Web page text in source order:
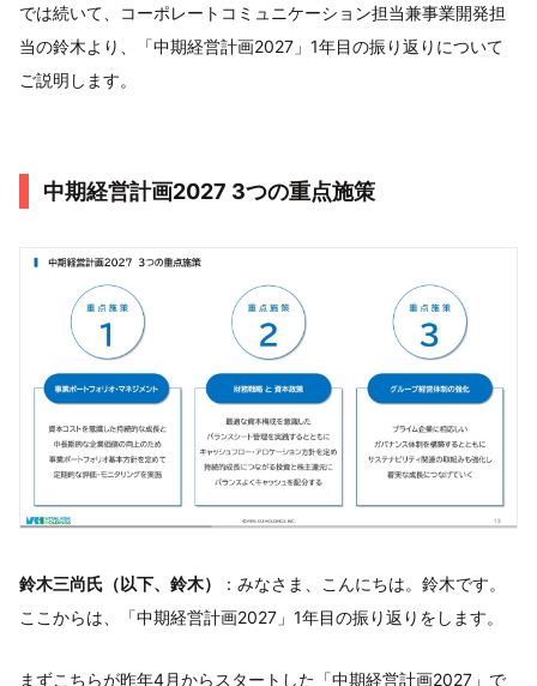
では続いて、コーポレートコミュニケーション担当兼事業開発担
当の鈴木より、「中期経営計画2027」1年目の振り返りについて
ご説明します。
中期経営計画2027 3つの重点施策
鈴木三尚氏（以下、鈴木）
：みなさま、こんにちは。鈴木です。
ここからは、「中期経営計画2027」1年目の振り返りをします。
まずこちらが昨年4月からスタートした「中期経営計画2027」で